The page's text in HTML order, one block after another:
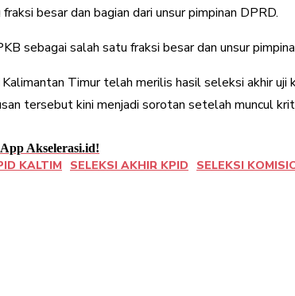
besar dan bagian dari unsur pimpinan DPRD.
sebagai salah satu fraksi besar dan unsur
Timur telah merilis hasil seleksi akhir
tersebut kini menjadi sorotan setelah muncul
Akselerasi.id!
KALTIM SELEKSI AKHIR KPID SELEKSI